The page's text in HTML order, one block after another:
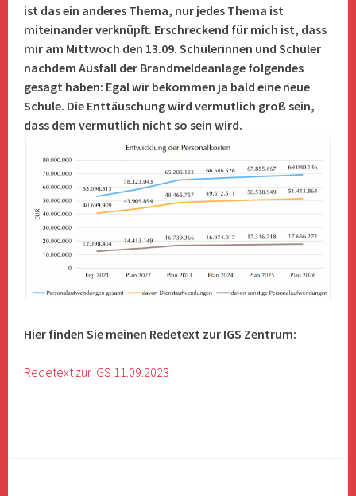
ist das ein anderes Thema, nur jedes Thema ist
miteinander verknüpft. Erschreckend für mich ist, dass
mir am Mittwoch den 13.09. Schülerinnen und Schüler
nachdem Ausfall der Brandmeldeanlage folgendes
gesagt haben: Egal wir bekommen ja bald eine neue
Schule. Die Enttäuschung wird vermutlich groß sein,
dass dem vermutlich nicht so sein wird.
Hier finden Sie meinen Redetext zur IGS Zentrum:
Redetext zur IGS 11.09.2023